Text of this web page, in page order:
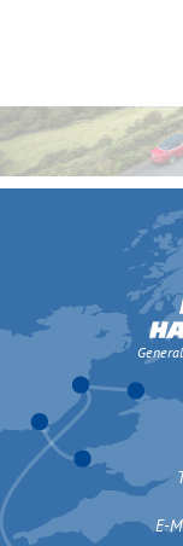
E-